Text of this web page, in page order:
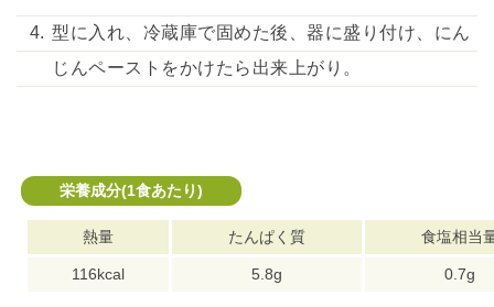
型に入れ、冷蔵庫で固めた後、器に盛り付け、にん
じんペーストをかけたら出来上がり。
栄養成分(1食あたり)
熱量 たんぱく質 食塩相当
116kcal 5.8g 0.7g